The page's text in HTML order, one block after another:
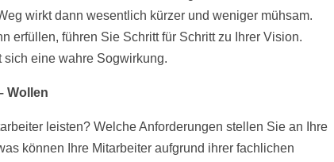
wirkt dann wesentlich kürzer und weniger mühsam.
erfüllen, führen Sie Schritt für Schritt zu Ihrer Vision.
sich eine wahre Sogwirkung.
Wollen
leisten? Welche Anforderungen stellen Sie an Ihre
können Ihre Mitarbeiter aufgrund ihrer fachlichen